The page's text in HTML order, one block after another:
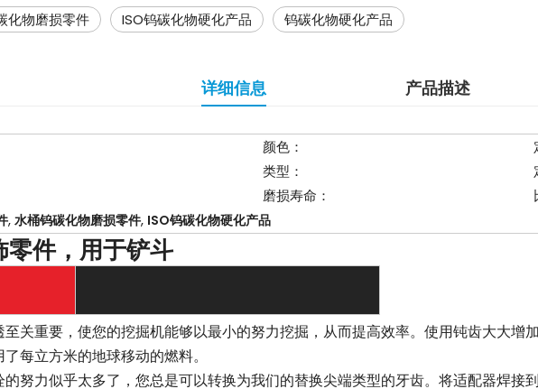
化物磨损零件 ISO钨碳化物硬化产品 钨碳化物硬化产品
详细信息 产品描述
颜色：
类型：
磨损寿命：
, 水桶钨碳化物磨损零件, ISO钨碳化物硬化产品
件，用于铲斗
关重要，使您的挖掘机能够以最小的努力挖掘，从而提高效率。使用钝齿大大增
每立方米的地球移动的燃料。
努力似乎太多了，您总是可以转换为我们的替换尖端类型的牙齿。将适配器焊接